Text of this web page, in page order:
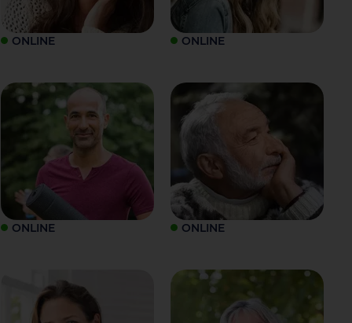
ONLINE ONLINE
ONLINE ONLINE